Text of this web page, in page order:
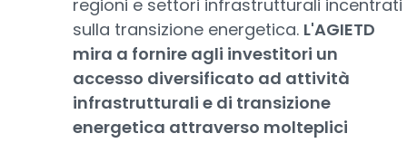
regioni e settori infrastrutturali incentrati
sulla transizione energetica. L'AGIETD
mira a fornire agli investitori un
accesso diversificato ad attività
infrastrutturali e di transizione
energetica attraverso molteplici